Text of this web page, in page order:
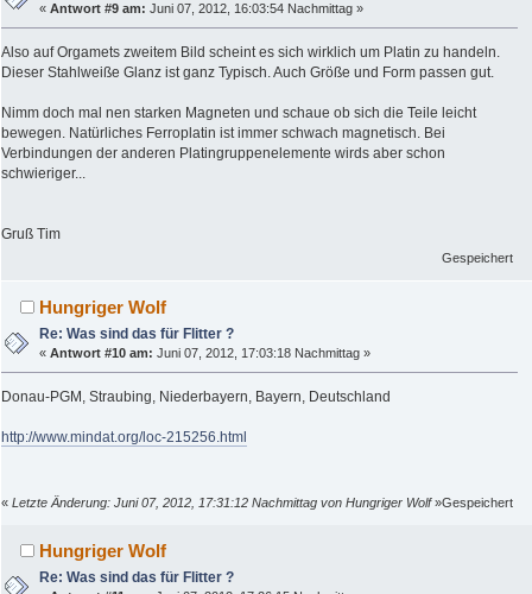
«Antwort #9 am: Juni 07, 2012, 16:03:54 Nachmittag »
Also auf Orgamets zweitem Bild scheint es sich wirklich um Platin zu handeln.
Dieser Stahlweiße Glanz ist ganz Typisch. Auch Größe und Form passen gut.
Nimm doch mal nen starken Magneten und schaue ob sich die Teile leicht
bewegen. Natürliches Ferroplatin ist immer schwach magnetisch. Bei
Verbindungen der anderen Platingruppenelemente wirds aber schon
schwieriger...
Gruß Tim
Gespeichert
Hungriger Wolf
Re: Was sind das für Flitter ?
«Antwort #10 am: Juni 07, 2012, 17:03:18 Nachmittag »
Donau-PGM, Straubing, Niederbayern, Bayern, Deutschland
http://www.mindat.org/loc-215256.html
« Letzte Änderung: Juni 07, 2012, 17:31:12 Nachmittag von Hungriger Wolf»Gespeichert
Hungriger Wolf
Re: Was sind das für Flitter ?